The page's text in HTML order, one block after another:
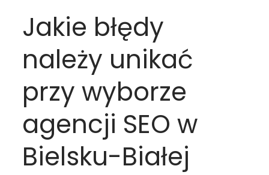
Jakie błędy
należy unikać
przy wyborze
agencji SEO w
Bielsku-Białej